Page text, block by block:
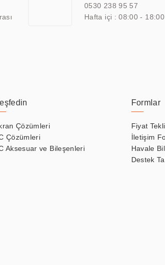
0530 238 95 57
Hafta içi : 08:00 - 18:00
Çözümleri
Çözümleri
Aksesuar ve Bileşenleri
Formlar
Fiyat
İletişim
Havale
Destek